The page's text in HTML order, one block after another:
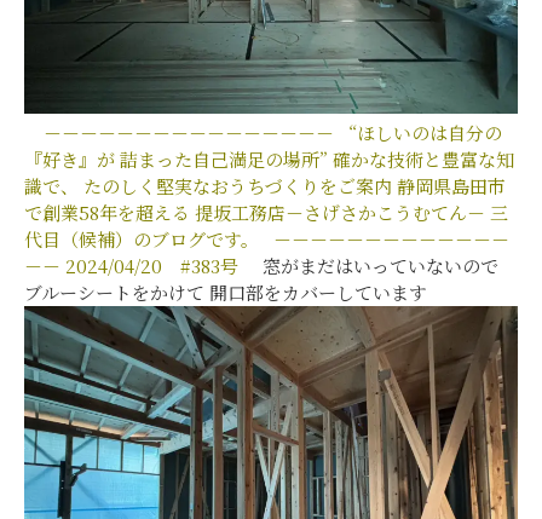
－－－－－－－－－－－－－－－－
“ほしいのは自分の
『好き』が詰まった自己満足の場所” 確かな技術と豊富な知
識で、
たのしく堅実なおうちづくりをご案内 静岡県島田市
で創業58年を超える 提坂工務店－さげさかこうむてん－ 三
代目（候補）のブログです。
－－－－－－－－－－－－－
－－ 2024/04/20 #383号 窓がまだはいっていないので
ブルーシートをかけて 開口部をカバーしています